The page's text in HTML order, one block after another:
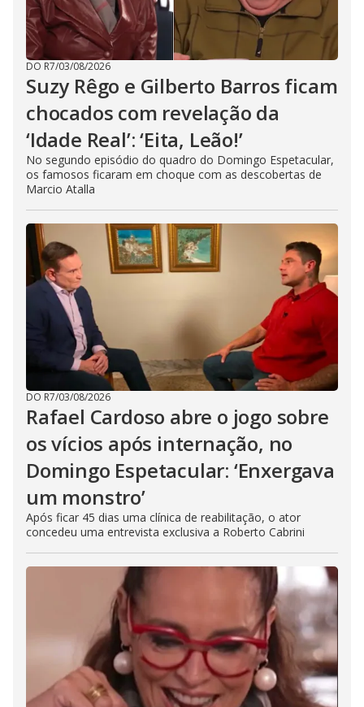
DO R7/03/08/2026
Suzy Rêgo e Gilberto Barros ficam
chocados com revelação da
‘Idade Real’: ‘Eita, Leão!’
No segundo episódio do quadro do Domingo Espetacular,
os famosos ficaram em choque com as descobertas de
Marcio Atalla
DO R7/03/08/2026
Rafael Cardoso abre o jogo sobre
os vícios após internação, no
Domingo Espetacular: ‘Enxergava
um monstro’
Após ficar 45 dias uma clínica de reabilitação, o ator
concedeu uma entrevista exclusiva a Roberto Cabrini